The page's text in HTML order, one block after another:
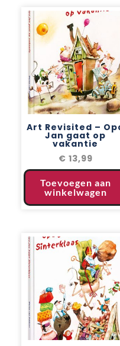
Art Revisited –
Jan gaat op
vakantie
€ 13,99
Toevoegen aan
winkelwagen